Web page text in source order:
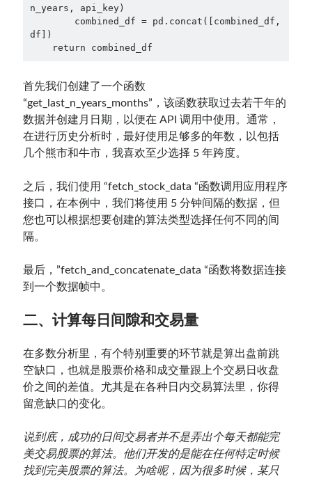
n_years, api_key)
df])
    return combined_df
首先我们创建了一个函数
“get_last_n_years_months”，该函数获取过去若干年的
数据并创建月日期，以便在 API 调用中使用。通常，
在进行历史分析时，最好使用足够多的年数，以包括
几个熊市和牛市，我喜欢至少选择 5 年跨度。
之后，我们使用 “fetch_stock_data “函数调用应用程序
接口，在本例中，我们将使用 5 分钟间隔的数据，但
您也可以根据想要创建的算法类型选择任何不同的间
隔。
最后，”fetch_and_concatenate_data “函数将数据连接
到一个数据帧中。
二、计算每日间隙和交易量
在多数分析里，有个特别重要的环节就是算出盘前跳
空缺口，也就是股票价格和成交量跟上个交易日收盘
价之间的差值。尤其是在各种日内交易算法里，你得
留意缺口的变化。
说到底，成功的日间交易者并不是弄出个每天都能完
美交易股票的算法。他们开发的是能在任何特定时候
找到完美股票的算法。为啥呢，因为很多时候，某只